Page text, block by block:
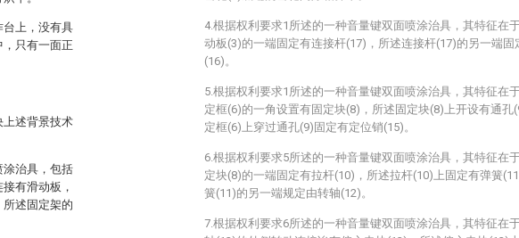
台上，没有具
只有一面正
上述背景技术
涂治具，包括
有滑动板，
述固定架的
4.根据权利要求1所述的一种音量键双面喷涂治具，其特征在
动板(3)的一端固定有连接杆(17)，所述连接杆(17)的另一端固
(16)。
5.根据权利要求1所述的一种音量键双面喷涂治具，其特征在
定框(6)的一角设置有固定块(8)，所述固定块(8)上开设有通孔
定框(6)上穿过通孔(9)固定有定位销(15)。
6.根据权利要求5所述的一种音量键双面喷涂治具，其特征在
定块(8)的一端固定有拉杆(10)，所述拉杆(10)上固定有弹簧
簧(11)的另一端规定由转轴(12)。
7.根据权利要求6所述的一种音量键双面喷涂治具，其特征在